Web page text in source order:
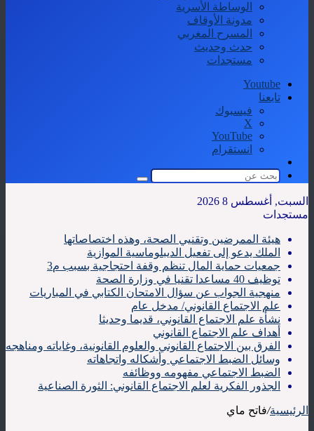
الوساطة الأسرية
مدونة الأوقاف
المسرح المغربي
حدث وحديث
مستجدات
Youtube
تابعنا
فيسبوك
‫X
‫YouTube
انستقرام
المظلم
بحث
السبت, أغسطس 8 2026
مستجدات
هيئة الممرضين وتقنيي الصحة، وهذه اختصاصاتها
الملك يدعو إلى تفعيل الديبلوماسية الموازية
جمعيات حماية المال تنظم وقفة احتجاجية بسبب م3
توظيف 40 مساعدا تقنيا في وزارة الصحة
منهجية الجواب عن سؤال الامتحان الكتابي في المباريات
علم الاجتماع القانوني/ مدخل عام
نشأة علم الاجتماع القانوني، قديما وحديثا
أهداف علم الاجتماع القانوني
الفرق بين الاجتماع القانوني والعلوم القانونية، وغاياته ومناهجه
وسائل الضبط الاجتماعي وأشكاله واتجاهاته
الضبط الاجتماعي مفهومه ووظائفه
الجذور الفكرية لعلم الاجتماع القانوني: الثورة الصناعية
الرئيسية/فاتح ماي